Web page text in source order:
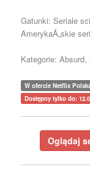
Gatunki: Seriale
AmerykaÅ„skie
Kategorie:
W ofercie Netflix
Dostępny tylko do:
Oglądaj